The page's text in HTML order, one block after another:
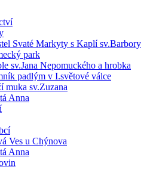
Svaté Markyty s Kaplí sv.Barbory
park
sv.Jana Nepomuckého a hrobka
padlým v I.světové válce
muka sv.Zuzana
Anna
Ves u Chýnova
Anna